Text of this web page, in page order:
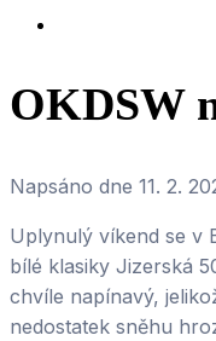
OKDSW
Napsáno dne 11. 2.
Uplynulý víkend se v
bílé klasiky Jizerská
chvíle napínavý,
nedostatek sněhu